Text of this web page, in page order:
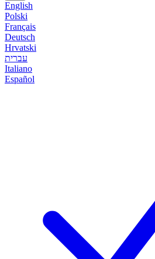
English
Polski
Français
Deutsch
Hrvatski
עברית
Italiano
Español